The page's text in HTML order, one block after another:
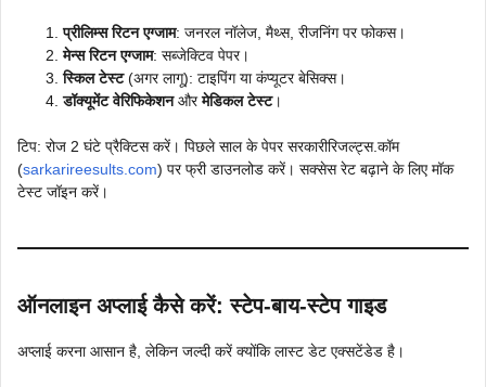
प्रीलिम्स रिटन एग्जाम: जनरल नॉलेज, मैथ्स, रीजनिंग पर फोकस।
मेन्स रिटन एग्जाम: सब्जेक्टिव पेपर।
स्किल टेस्ट(अगर लागू): टाइपिंग या कंप्यूटर बेसिक्स।
डॉक्यूमेंट वेरिफिकेशनऔरमेडिकल टेस्ट।
टिप: रोज 2 घंटे प्रैक्टिस करें। पिछले साल के पेपर सरकारीरिजल्ट्स.कॉम
(sarkarireesults.com) पर फ्री डाउनलोड करें। सक्सेस रेट बढ़ाने के लिए मॉक
टेस्ट जॉइन करें।
ऑनलाइन अप्लाई कैसे करें: स्टेप-बाय-स्टेप गाइड
अप्लाई करना आसान है, लेकिन जल्दी करें क्योंकि लास्ट डेट एक्सटेंडेड है।